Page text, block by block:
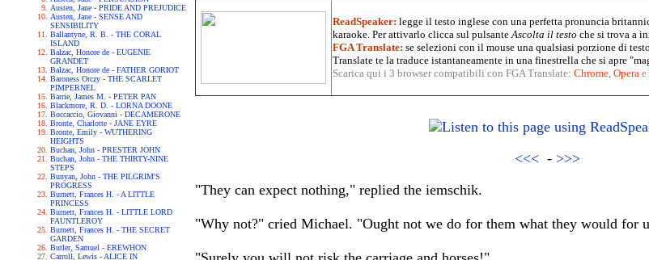
Austen, Jane - PRIDE AND PREJUDICE
Austen, Jane - SENSE AND
SENSIBILITY
Ballantyne, R. B. - THE CORAL
ISLAND
Balzac, Honore de - EUGENIE
GRANDET
Balzac, Honore de - FATHER GORIOT
Baroness Orczy - THE SCARLET
PIMPERNEL
Barrie, James M. - PETER PAN
Blackmore, R. D. - LORNA DOONE
Boccaccio, Giovanni - DECAMERONE
Bronte, Charlotte - JANE EYRE
Bronte, Emily - WUTHERING
HEIGHTS
Buchan, John - PRESTER JOHN
Buchan, John - THE THIRTY-NINE
STEPS
Bunyan, John - THE PILGRIM'S
PROGRESS
Burnett, Frances H. - A LITTLE
PRINCESS
Burnett, Frances H. - LITTLE LORD
FAUNTLEROY
Burnett, Frances H. - THE SECRET
GARDEN
Butler, Samuel - EREWHON
Carroll, Lewis - ALICE IN
ReadSpeaker: legge il testo inglese con una perfetta pronuncia
karaoke. Per attivarlo clicca sul pulsanteAscolta il testo che si trova a
FGA Translate: se selezioni con il mouse una qualsiasi porzione di
Translate te la traduce istantaneamente in una finestrella che si apre
Scarica qui i 3 browser compatibili con FGA Translate: Chrome, Operae
<<< - >>>
"They can expect nothing," replied the iemschik.
"Why not?" cried Michael. "Ought not we do for them what they would for